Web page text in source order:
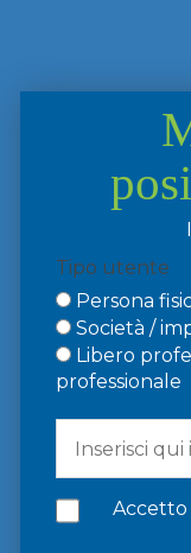
Tipo utente
Persona
Società /
Libero
professionale
Accetto